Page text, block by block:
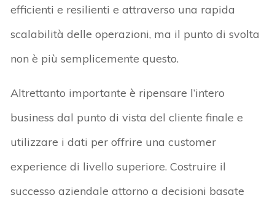
efficienti e resilienti e attraverso una rapida
scalabilità delle operazioni, ma il punto di svolta
non è più semplicemente questo.
Altrettanto importante è ripensare l’intero
business dal punto di vista del cliente finale e
utilizzare i dati per offrire una customer
experience di livello superiore. Costruire il
successo aziendale attorno a decisioni basate